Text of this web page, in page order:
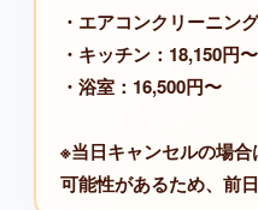
・エアコンクリーニン
・キッチン：18,150円〜
・浴室：16,500円〜
※当日キャンセルの場
可能性があるため、前